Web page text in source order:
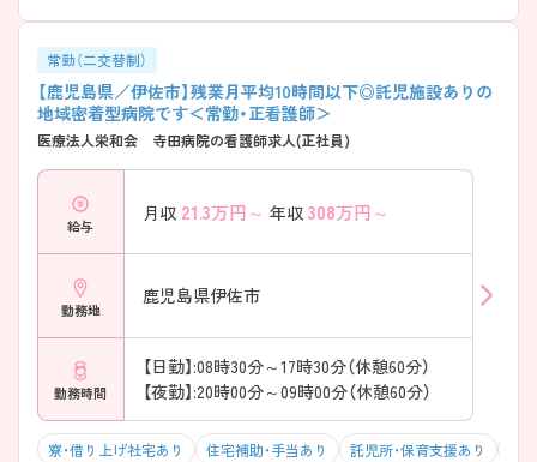
常勤（二交替制）
【鹿児島県／伊佐市】残業月平均10時間以下◎託児施設ありの
地域密着型病院です＜常勤・正看護師＞
医療法人栄和会 寺田病院の看護師求人(正社員)
給与
月収 21.3万円～ 年収 308万円～
勤務地
鹿児島県伊佐市
勤務時間
【日勤】:08時30分～17時30分（休憩60分）
【夜勤】:20時00分～09時00分（休憩60分）
寮・借り上げ社宅あり 住宅補助・手当あり 託児所・保育支援あり